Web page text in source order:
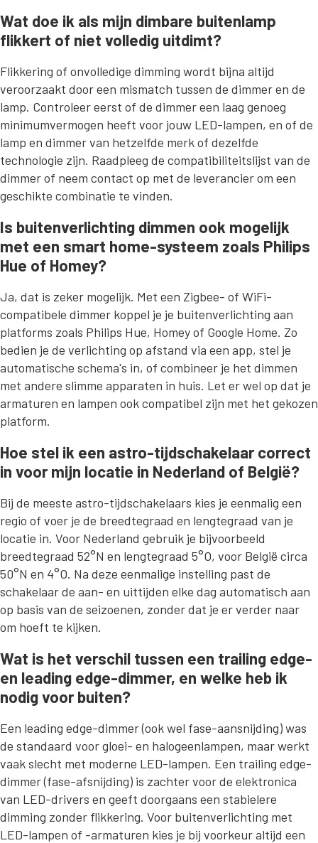
Wat doe ik als mijn dimbare buitenlamp
flikkert of niet volledig uitdimt?
Flikkering of onvolledige dimming wordt bijna altijd
veroorzaakt door een mismatch tussen de dimmer en de
lamp. Controleer eerst of de dimmer een laag genoeg
minimumvermogen heeft voor jouw LED-lampen, en of de
lamp en dimmer van hetzelfde merk of dezelfde
technologie zijn. Raadpleeg de compatibiliteitslijst van de
dimmer of neem contact op met de leverancier om een
geschikte combinatie te vinden.
Is buitenverlichting dimmen ook mogelijk
met een smart home-systeem zoals Philips
Hue of Homey?
Ja, dat is zeker mogelijk. Met een Zigbee- of WiFi-
compatibele dimmer koppel je je buitenverlichting aan
platforms zoals Philips Hue, Homey of Google Home. Zo
bedien je de verlichting op afstand via een app, stel je
automatische schema's in, of combineer je het dimmen
met andere slimme apparaten in huis. Let er wel op dat je
armaturen en lampen ook compatibel zijn met het gekozen
platform.
Hoe stel ik een astro-tijdschakelaar correct
in voor mijn locatie in Nederland of België?
Bij de meeste astro-tijdschakelaars kies je eenmalig een
regio of voer je de breedtegraad en lengtegraad van je
locatie in. Voor Nederland gebruik je bijvoorbeeld
breedtegraad 52°N en lengtegraad 5°O, voor België circa
50°N en 4°O. Na deze eenmalige instelling past de
schakelaar de aan- en uittijden elke dag automatisch aan
op basis van de seizoenen, zonder dat je er verder naar
om hoeft te kijken.
Wat is het verschil tussen een trailing edge-
en leading edge-dimmer, en welke heb ik
nodig voor buiten?
Een leading edge-dimmer (ook wel fase-aansnijding) was
de standaard voor gloei- en halogeenlampen, maar werkt
vaak slecht met moderne LED-lampen. Een trailing edge-
dimmer (fase-afsnijding) is zachter voor de elektronica
van LED-drivers en geeft doorgaans een stabielere
dimming zonder flikkering. Voor buitenverlichting met
LED-lampen of -armaturen kies je bij voorkeur altijd een